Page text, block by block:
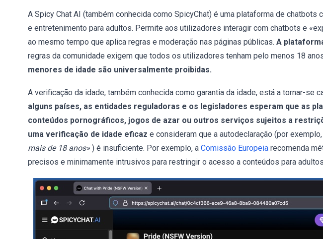
A Spicy Chat AI (também conhecida como SpicyChat) é uma plataforma de chatbots
e entretenimento para adultos. Permite aos utilizadores interagir com chatbots e
ao mesmo tempo que aplica regras e moderação nas páginas públicas. A
regras da comunidade exigem que todos os utilizadores tenham pelo menos 18
menores de idade são universalmente proibidas.
A verificação da idade, também conhecida como garantia da idade, está a tornar-se
alguns países, as entidades reguladoras e os legisladores esperam que as
conteúdos pornográficos, jogos de azar ou outros serviços sujeitos a
uma verificação de idade eficaz e consideram que a autodeclaração (por
mais de 18 anos» ) é insuficiente. Por exemplo, a Comissão Europeia recomenda
precisos e minimamente intrusivos para restringir o acesso a conteúdos para